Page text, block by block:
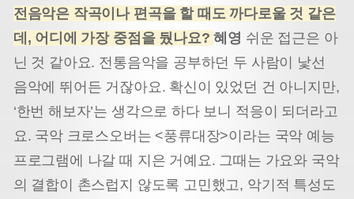
전음악은 작곡이나 편곡을 할 때도 까다로울 것 같은
데, 어디에 가장 중점을 뒀나요? 혜영 쉬운 접근은 아
닌 것 같아요. 전통음악을 공부하던 두 사람이 낯선
음악에 뛰어든 거잖아요. 확신이 있었던 건 아니지만,
‘한번 해보자’는 생각으로 하다 보니 적응이 되더라고
요. 국악 크로스오버는 <풍류대장>이라는 국악 예능
프로그램에 나갈 때 지은 거예요. 그때는 가요와 국악
의 결합이 촌스럽지 않도록 고민했고, 악기적 특성도